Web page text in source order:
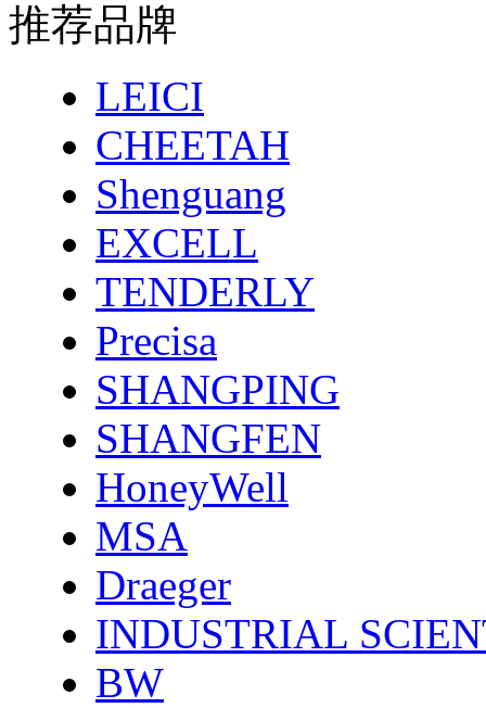
推荐品牌
LEICI
CHEETAH
Shenguang
EXCELL
TENDERLY
Precisa
SHANGPING
SHANGFEN
HoneyWell
MSA
Draeger
INDUSTRIAL
BW